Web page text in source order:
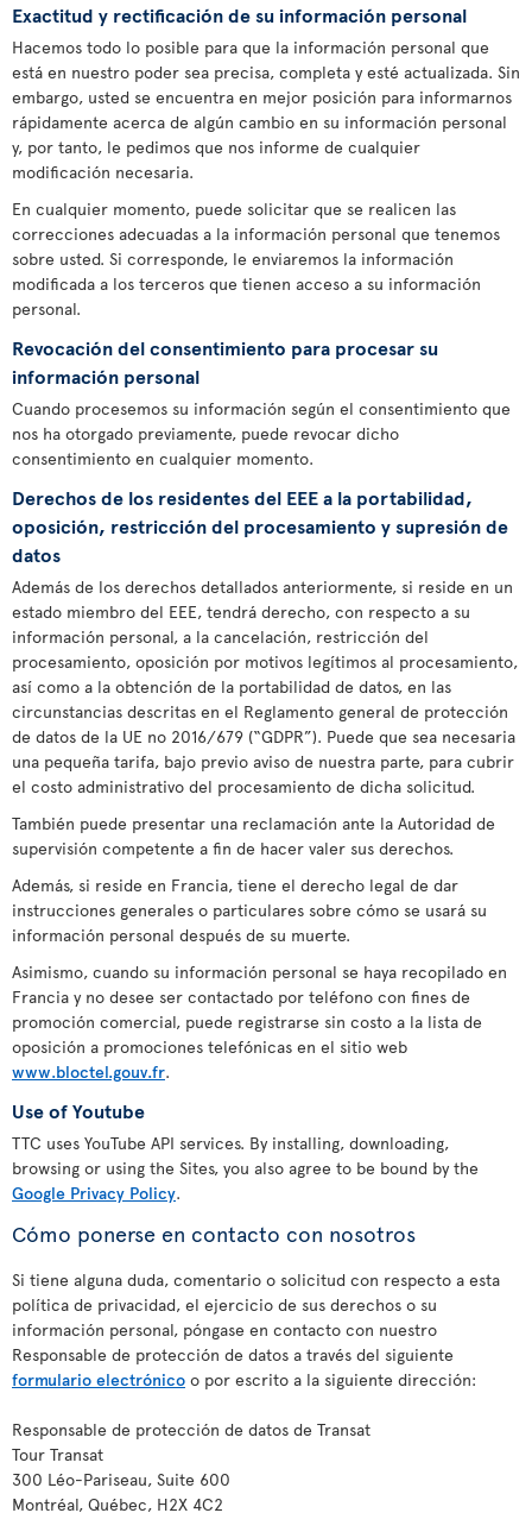
Exactitud y rectificación de su información personal
Hacemos todo lo posible para que la información personal que
está en nuestro poder sea precisa, completa y esté actualizada. Sin
embargo, usted se encuentra en mejor posición para informarnos
rápidamente acerca de algún cambio en su información personal
y, por tanto, le pedimos que nos informe de cualquier
modificación necesaria.
En cualquier momento, puede solicitar que se realicen las
correcciones adecuadas a la información personal que tenemos
sobre usted. Si corresponde, le enviaremos la información
modificada a los terceros que tienen acceso a su información
personal.
Revocación del consentimiento para procesar su
información personal
Cuando procesemos su información según el consentimiento que
nos ha otorgado previamente, puede revocar dicho
consentimiento en cualquier momento.
Derechos de los residentes del EEE a la portabilidad,
oposición, restricción del procesamiento y supresión de
datos
Además de los derechos detallados anteriormente, si reside en un
estado miembro del EEE, tendrá derecho, con respecto a su
información personal, a la cancelación, restricción del
procesamiento, oposición por motivos legítimos al procesamiento,
así como a la obtención de la portabilidad de datos, en las
circunstancias descritas en el Reglamento general de protección
de datos de la UE no 2016/679 (“GDPR”). Puede que sea necesaria
una pequeña tarifa, bajo previo aviso de nuestra parte, para cubrir
el costo administrativo del procesamiento de dicha solicitud.
También puede presentar una reclamación ante la Autoridad de
supervisión competente a fin de hacer valer sus derechos.
Además, si reside en Francia, tiene el derecho legal de dar
instrucciones generales o particulares sobre cómo se usará su
información personal después de su muerte.
Asimismo, cuando su información personal se haya recopilado en
Francia y no desee ser contactado por teléfono con fines de
promoción comercial, puede registrarse sin costo a la lista de
oposición a promociones telefónicas en el sitio web
www.bloctel.gouv.fr.
Use of Youtube
TTC uses YouTube API services. By installing, downloading,
browsing or using the Sites, you also agree to be bound by the
Google Privacy Policy.
Cómo ponerse en contacto con nosotros
Si tiene alguna duda, comentario o solicitud con respecto a esta
política de privacidad, el ejercicio de sus derechos o su
información personal, póngase en contacto con nuestro
Responsable de protección de datos a través del siguiente
formulario electrónico o por escrito a la siguiente dirección:
Responsable de protección de datos de Transat
Tour Transat
300 Léo-Pariseau, Suite 600
Montréal, Québec, H2X 4C2